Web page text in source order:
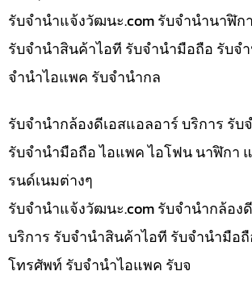
รับจํานําแจ้งวัฒนะ.com รับจำนำนาฬิกา
รับจำนำสินค้าไอที รับจำนำมือถือ รับจ
จำนำไอแพค รับจำนำกล
รับจำนำกล้องดีเอสแอลอาร์ บริการ รั
รับจำนำมือถือ ไอแพค ไอโฟน นาฬิกา
รนด์เนมต่างๆ
รับจํานําแจ้งวัฒนะ.com รับจำนำกล้อง
บริการ รับจำนำสินค้าไอที รับจำนำมือ
โทรศัพท์ รับจำนำไอแพค รับจ